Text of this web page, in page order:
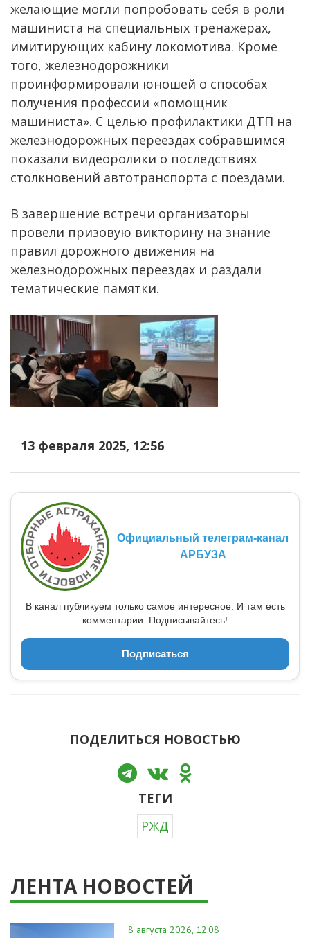
желающие могли попробовать себя в роли
машиниста на специальных тренажёрах,
имитирующих кабину локомотива. Кроме
того, железнодорожники
проинформировали юношей о способах
получения профессии «помощник
машиниста». С целью профилактики ДТП на
железнодорожных переездах собравшимся
показали видеоролики о последствиях
столкновений автотранспорта с поездами.
В завершение встречи организаторы
провели призовую викторину на знание
правил дорожного движения на
железнодорожных переездах и раздали
тематические памятки.
13 февраля 2025, 12:56
Официальный телеграм-канал
АРБУЗА
В канал публикуем только самое интересное. И там есть
комментарии. Подписывайтесь!
Подписаться
ПОДЕЛИТЬСЯ НОВОСТЬЮ
ТЕГИ
РЖД
ЛЕНТА НОВОСТЕЙ
8 августа 2026, 12:08